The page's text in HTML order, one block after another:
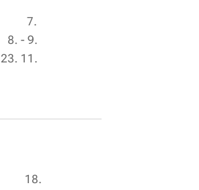
7.
- 9.
11.
18.